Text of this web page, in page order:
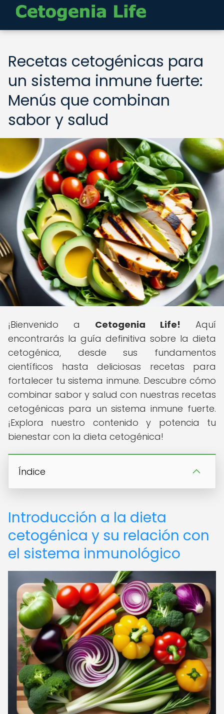
Recetas cetogénicas para
un sistema inmune fuerte:
Menús que combinan
sabor y salud
¡Bienvenido a Cetogenia Life! Aquí
encontrarás la guía definitiva sobre la dieta
cetogénica, desde sus fundamentos
científicos hasta deliciosas recetas para
fortalecer tu sistema inmune. Descubre cómo
combinar sabor y salud con nuestras recetas
cetogénicas para un sistema inmune fuerte.
¡Explora nuestro contenido y potencia tu
bienestar con la dieta cetogénica!
Índice
Introducción a la dieta
cetogénica y su relación con
el sistema inmunológico